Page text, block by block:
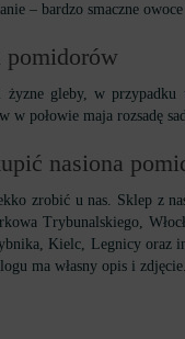
– bardzo smaczne
pomidorów
żyzne gleby, w
w połowie maja rozsadę
nasiona
zrobić u nas. Sklep z
Trybunalskiego,
Kielc, Legnicy oraz
ma własny opis i